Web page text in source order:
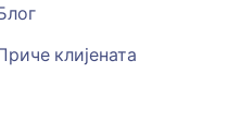
клијената